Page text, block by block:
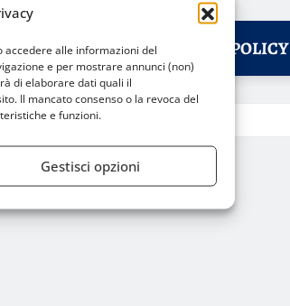
alle informazioni del
e per mostrare annunci (non)
di elaborare dati quali il
Il mancato consenso o la revoca del
e funzioni.
Gestisci opzioni
HOME PRIVACY POLICY